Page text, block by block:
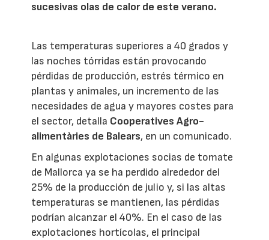
sucesivas olas de calor de este verano.
Las temperaturas superiores a 40 grados y
las noches tórridas están provocando
pérdidas de producción, estrés térmico en
plantas y animales, un incremento de las
necesidades de agua y mayores costes para
el sector, detalla Cooperatives Agro-
alimentàries de Balears, en un comunicado.
En algunas explotaciones socias de tomate
de Mallorca ya se ha perdido alrededor del
25% de la producción de julio y, si las altas
temperaturas se mantienen, las pérdidas
podrían alcanzar el 40%. En el caso de las
explotaciones hortícolas, el principal